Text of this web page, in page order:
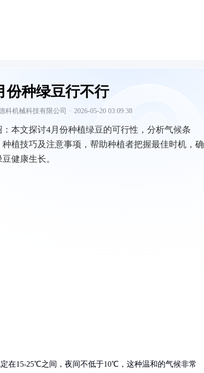
份种绿豆行不行
科机械科技有限公司 · 2026-05-20 03:09:38
本文探讨4月份种植绿豆的可行性，分析气候条
种植技巧及注意事项，帮助种植者把握最佳时机，确
健康生长。
在15-25℃之间，夜间不低于10℃，这种温和的气候非常